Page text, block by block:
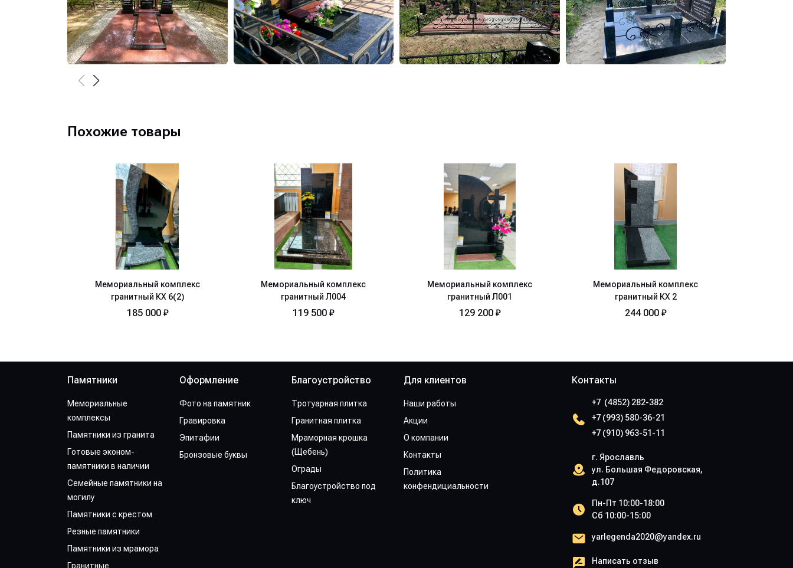
Похожие товары
Мемориальный комплекс
гранитный КХ 6(2)
185 000 ₽
Мемориальный комплекс
гранитный Л004
119 500 ₽
Мемориальный комплекс
гранитный Л001
129 200 ₽
Мемориальный комплекс
гранитный КХ 2
244 000 ₽
Памятники
Мемориальные
комплексы
Памятники из гранита
Готовые эконом-
памятники в наличии
Семейные памятники на
могилу
Памятники с крестом
Резные памятники
Памятники из мрамора
Гранитные
Оформление
Фото на памятник
Гравировка
Эпитафии
Бронзовые буквы
Благоустройство
Тротуарная плитка
Гранитная плитка
Мраморная крошка
(Щебень)
Ограды
Благоустройство под
ключ
Для клиентов
Наши работы
Акции
О компании
Контакты
Политика
конфендициальности
Контакты
+7 (4852) 282-382
+7 (993) 580-36-21
+7 (910) 963-51-11
г. Ярославль
ул. Большая Федоровская,
д.107
Пн-Пт 10:00-18:00
Сб 10:00-15:00
yarlegenda2020@yandex.ru
Написать отзыв